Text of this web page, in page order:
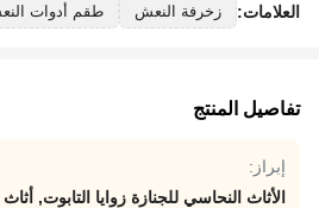
العلامات: زخرفة النعش طقم أدوات
تفاصيل المنتج
إبراز:
الأثاث النحاسي للجنازة زوايا التابوت,